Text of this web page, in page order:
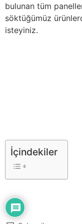
bulunan tüm
söktüğümüz
isteyiniz.
İçindekiler